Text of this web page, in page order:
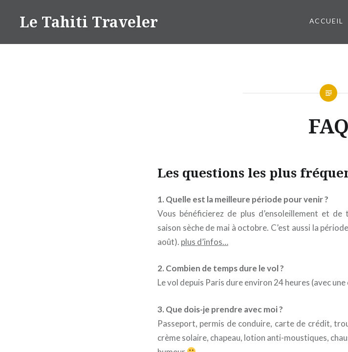
Le Tahiti Traveler ACCUEIL
FAQ
Les questions les plus
1. Quelle est la meilleure période pour venir ?
Vous bénéficierez de plus d’ensoleillement et
saison sèche de mai à octobre. C’est aussi la
août). plus d’infos…
2. Combien de temps dure le vol ?
Le vol depuis Paris dure environ 24 heures (avec une
3. Que dois-je prendre avec moi ?
Passeport, permis de conduire, carte de crédit,
crème solaire, chapeau, lotion anti-moustiques,